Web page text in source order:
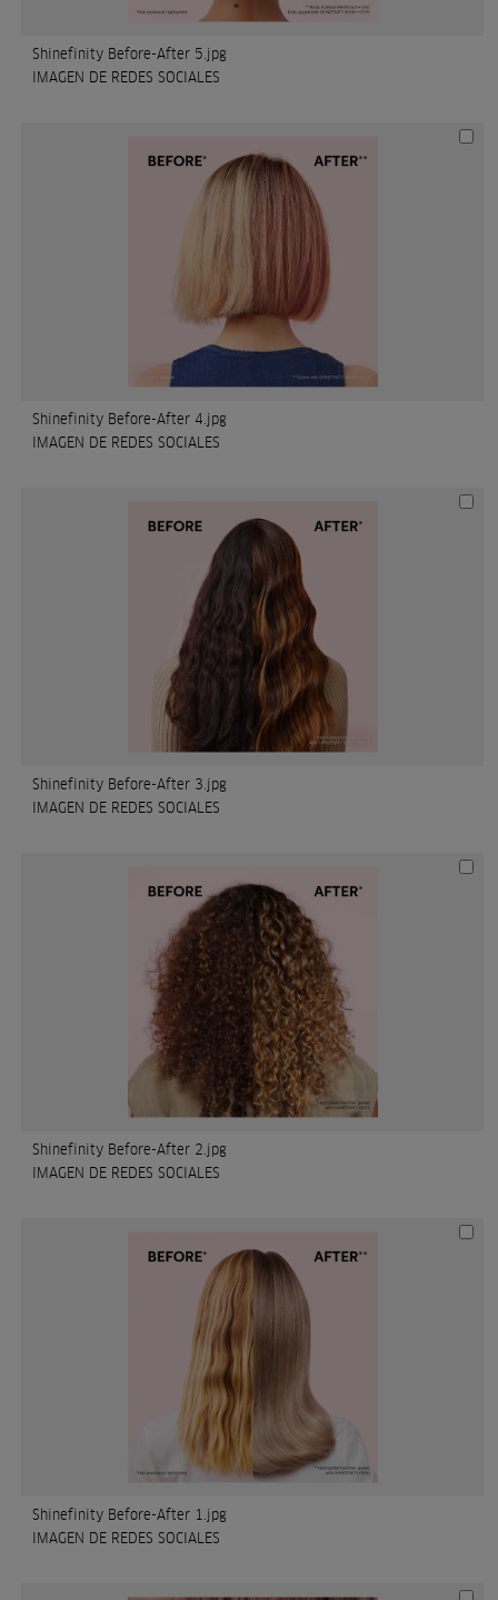
Shinefinity Before-After 5.jpg
IMAGEN DE REDES SOCIALES
Shinefinity Before-After 4.jpg
IMAGEN DE REDES SOCIALES
Shinefinity Before-After 3.jpg
IMAGEN DE REDES SOCIALES
Shinefinity Before-After 2.jpg
IMAGEN DE REDES SOCIALES
Shinefinity Before-After 1.jpg
IMAGEN DE REDES SOCIALES